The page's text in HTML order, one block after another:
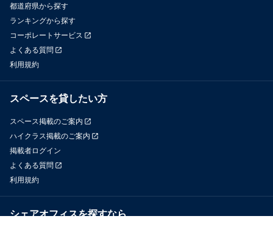
都道府県から探す
ランキングから探す
コーポレートサービス
よくある質問
利用規約
スペースを貸したい方
スペース掲載のご案内
ハイクラス掲載のご案内
掲載者ログイン
よくある質問
利用規約
シェアオフィスを探すなら